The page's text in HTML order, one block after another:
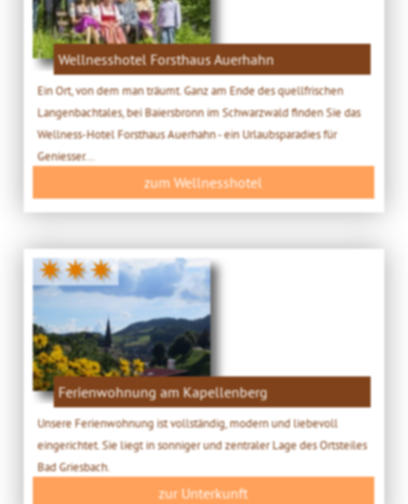
Wellnesshotel Forsthaus Auerhahn
Ein Ort, von dem man träumt. Ganz am Ende des quellfrischen
Langenbachtales, bei Baiersbronn im Schwarzwald finden Sie das
Wellness-Hotel Forsthaus Auerhahn - ein Urlaubsparadies für
Geniesser...
zum Wellnesshotel
✷✷✷
Ferienwohnung am Kapellenberg
Unsere Ferienwohnung ist vollständig, modern und liebevoll
eingerichtet. Sie liegt in sonniger und zentraler Lage des Ortsteiles
Bad Griesbach.
zur Unterkunft